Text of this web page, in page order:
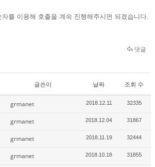
를 이용해 호출을 계속 진행해주시면 되겠습니다.
댓글
글쓴이 날짜 조회 수
grmanet 2018.12.11 32335
grmanet 2018.12.04 31867
grmanet 2018.11.19 32444
grmanet 2018.10.18 31855